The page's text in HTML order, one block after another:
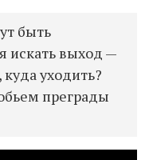
быть
искать выход —
уходить?
преграды